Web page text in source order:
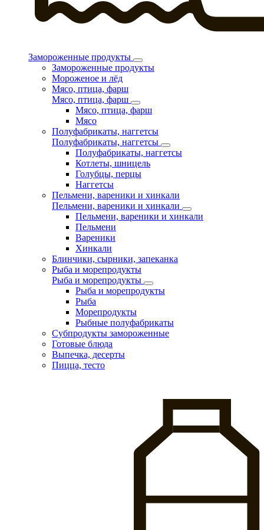
Замороженные продукты
Замороженные продукты
Мороженое и лёд
Мясо, птица, фарш
Мясо, птица, фарш
Мясо, птица, фарш
Мясо
Полуфабрикаты, наггетсы
Полуфабрикаты, наггетсы
Полуфабрикаты, наггетсы
Котлеты, шницель
Голубцы, перцы
Наггетсы
Пельмени, вареники и хинкали
Пельмени, вареники и хинкали
Пельмени, вареники и хинкали
Пельмени
Вареники
Хинкали
Блинчики, сырники, запеканка
Рыба и морепродукты
Рыба и морепродукты
Рыба и морепродукты
Рыба
Морепродукты
Рыбные полуфабрикаты
Субпродукты замороженные
Готовые блюда
Выпечка, десерты
Пицца, тесто